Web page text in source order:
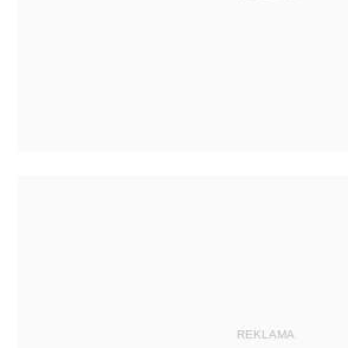
REKLAMA